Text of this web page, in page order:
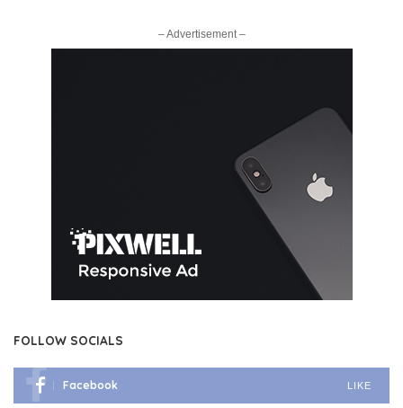
– Advertisement –
FOLLOW SOCIALS
Facebook LIKE